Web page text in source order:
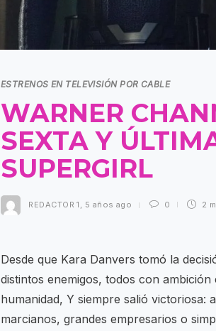
ESTRENOS EN TELEVISIÓN POR CABLE
WARNER
SEXTA Y
SUPERGIRL
REDACTOR 1 , 5 años ago 0 2
Desde que Kara Danvers tomó la
distintos enemigos, todos con
humanidad, Y siempre salió victoriosa:
marcianos, grandes empresarios o